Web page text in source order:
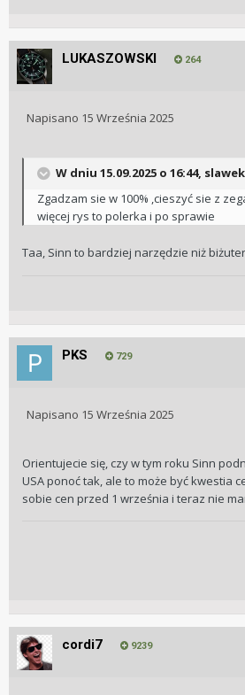
Jesli moge dorzucic swoje 3 grosze, to
zegarkiem i uzywasz zgodnie z
sie uszkodzen AR predzej czy pozniej.
Docelowo skonczy sie na polerce
odejdzie na zawsze.
LUKASZOWSKI 264
Napisano 15 Września 2025
W dniu 15.09.2025 o 16:44,
Zgadzam sie w 100% ,cieszyć sie z
więcej rys to polerka i po sprawie
Taa, Sinn to bardziej narzędzie niż
PKS 729
Napisano 15 Września 2025
Orientujecie się, czy w tym roku Sinn
USA ponoć tak, ale to może być kwestia
sobie cen przed 1 września i teraz nie
cordi7 9239